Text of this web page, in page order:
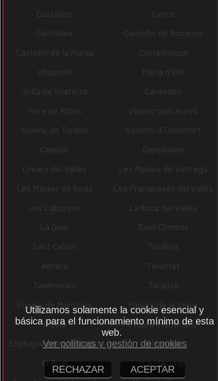
Castellcir
Cercs
Centelles
Castellví de Rosanes
Castellví de la Marca
Castellterçol
Ullastrell
Maria d´Oló
Julià de Vilatorta
Cardedeu
Pere de Ribes
Vicenç dels Horts
Vicenç de Torelló
Sadurní d´Osormort
Capolat
Capellades
Llinars del Vallès
Les Masíes de Voltregà
Les Masies de Roda
Les Franqueses del Vallès
Les Cabanyes
La Roca del Vallès
La Quar
Sant Climent
Sant Celoni
Tordera
Abrera
Tavertet
Tavèrnoles
Taradell
Fogars de Montclús
Fogars de la Selva
Fígols
Figaró-Montmany
Esplugues de Llobregat
Gironella
El Brull
La Llacuna
Utilizamos solamente la cookie esencial y
básica para el funcionamiento mínimo de esta
web.
Ver políticas y gestión de cookies
RECHAZAR ACEPTAR